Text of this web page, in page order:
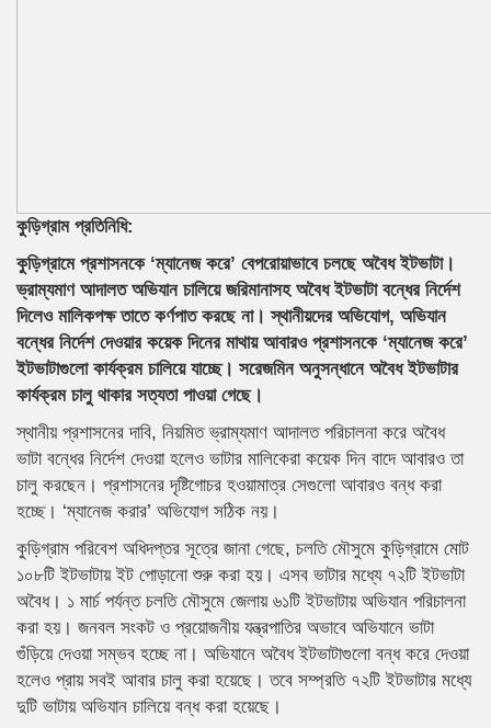
কুড়িগ্রাম প্রতিনিধি:
কুড়িগ্রামে প্রশাসনকে ‘ম্যানেজ করে’ বেপরোয়াভাবে চলছে অবৈধ ইটভাটা।
ভ্রাম্যমাণ আদালত অভিযান চালিয়ে জরিমানাসহ অবৈধ ইটভাটা বন্ধের নির্দেশ
দিলেও মালিকপক্ষ তাতে কর্ণপাত করছে না। স্থানীয়দের অভিযোগ, অভিযান
বন্ধের নির্দেশ দেওয়ার কয়েক দিনের মাথায় আবারও প্রশাসনকে ‘ম্যানেজ করে’
ইটভাটাগুলো কার্যক্রম চালিয়ে যাচ্ছে। সরেজমিন অনুসন্ধানে অবৈধ ইটভাটার
কার্যক্রম চালু থাকার সত্যতা পাওয়া গেছে।
স্থানীয় প্রশাসনের দাবি, নিয়মিত ভ্রাম্যমাণ আদালত পরিচালনা করে অবৈধ
ভাটা বন্ধের নির্দেশ দেওয়া হলেও ভাটার মালিকেরা কয়েক দিন বাদে আবারও তা
চালু করছেন। প্রশাসনের দৃষ্টিগোচর হওয়ামাত্র সেগুলো আবারও বন্ধ করা
হচ্ছে। ‘ম্যানেজ করার’ অভিযোগ সঠিক নয়।
কুড়িগ্রাম পরিবেশ অধিদপ্তর সূত্রে জানা গেছে, চলতি মৌসুমে কুড়িগ্রামে মোট
১০৮টি ইটভাটায় ইট পোড়ানো শুরু করা হয়। এসব ভাটার মধ্যে ৭২টি ইটভাটা
অবৈধ। ১ মার্চ পর্যন্ত চলতি মৌসুমে জেলায় ৬১টি ইটভাটায় অভিযান পরিচালনা
করা হয়। জনবল সংকট ও প্রয়োজনীয় যন্ত্রপাতির অভাবে অভিযানে ভাটা
গুঁড়িয়ে দেওয়া সম্ভব হচ্ছে না। অভিযানে অবৈধ ইটভাটাগুলো বন্ধ করে দেওয়া
হলেও প্রায় সবই আবার চালু করা হয়েছে। তবে সম্প্রতি ৭২টি ইটভাটার মধ্যে
দুটি ভাটায় অভিযান চালিয়ে বন্ধ করা হয়েছে।